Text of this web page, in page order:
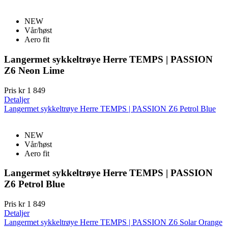
NEW
Vår/høst
Aero fit
Langermet sykkeltrøye Herre TEMPS | PASSION
Z6 Neon Lime
Pris kr 1 849
Detaljer
Langermet sykkeltrøye Herre TEMPS | PASSION Z6 Petrol Blue
NEW
Vår/høst
Aero fit
Langermet sykkeltrøye Herre TEMPS | PASSION
Z6 Petrol Blue
Pris kr 1 849
Detaljer
Langermet sykkeltrøye Herre TEMPS | PASSION Z6 Solar Orange